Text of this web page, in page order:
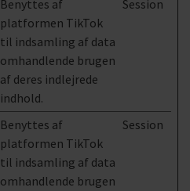
Benyttes af
platformen TikTok
til indsamling af data
omhandlende brugen
af deres indlejrede
indhold.
Session
Benyttes af
platformen TikTok
til indsamling af data
omhandlende brugen
Session